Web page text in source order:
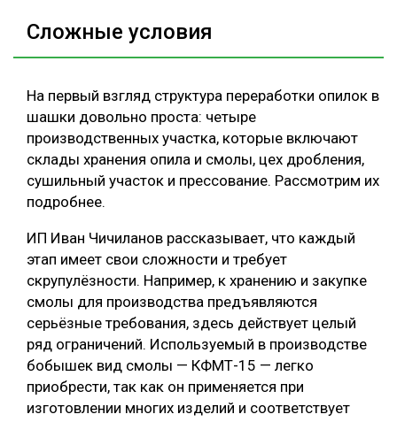
Сложные условия
На первый взгляд структура переработки опилок в
шашки довольно проста: четыре
производственных участка, которые включают
склады хранения опила и смолы, цех дробления,
сушильный участок и прессование. Рассмотрим их
подробнее.
ИП Иван Чичиланов рассказывает, что каждый
этап имеет свои сложности и требует
скрупулёзности. Например, к хранению и закупке
смолы для производства предъявляются
серьёзные требования, здесь действует целый
ряд ограничений. Используемый в производстве
бобышек вид смолы — КФМТ-15 — легко
приобрести, так как он применяется при
изготовлении многих изделий и соответствует